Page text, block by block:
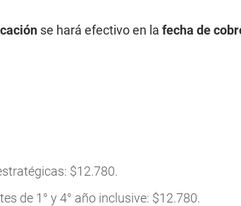
se hará efectivo en la fecha de
$12.780.
de 1° y 4° año inclusive: $12.780.